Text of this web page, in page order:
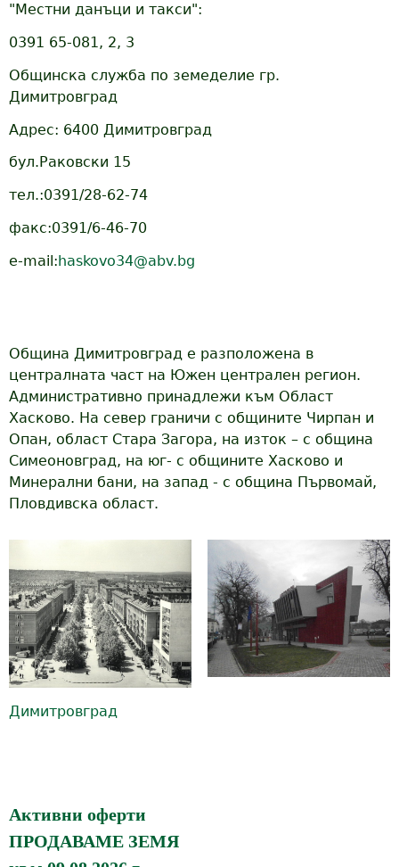
"Местни данъци и такси":
0391 65-081, 2, 3
Общинска служба по земеделие гр.
Димитровград
Адрес: 6400 Димитровград
бул.Раковски 15
тел.:0391/28-62-74
факс:0391/6-46-70
e-mail:haskovo34@abv.bg
Община Димитровград е разположена в
централната част на Южен централен регион.
Административно принадлежи към Област
Хасково. На север граничи с общините Чирпан и
Опан, област Стара Загора, на изток – с община
Симеоновград, на юг- с общините Хасково и
Минерални бани, на запад - с община Първомай,
Пловдивска област.
Димитровград
Активни оферти
ПРОДАВАМЕ ЗЕМЯ